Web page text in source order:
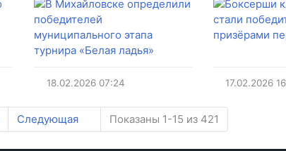
18.02.2026 07:24 17.02.2026
Следующая Показаны 1-15 из 421